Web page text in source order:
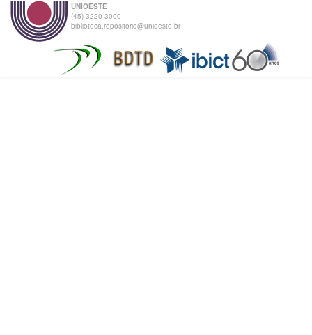
UNIOESTE
(45) 3220-3000
biblioteca.repositorio@unioeste.br